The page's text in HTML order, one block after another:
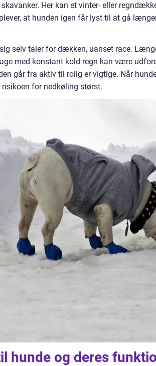
Her kan et vinter- eller
at hunden igen får lyst til at gå
selv taler for dækken, uanset race.
med konstant kold regn kan være
går fra aktiv til rolig er vigtige. Når
for nedkøling størst.
hunde og deres